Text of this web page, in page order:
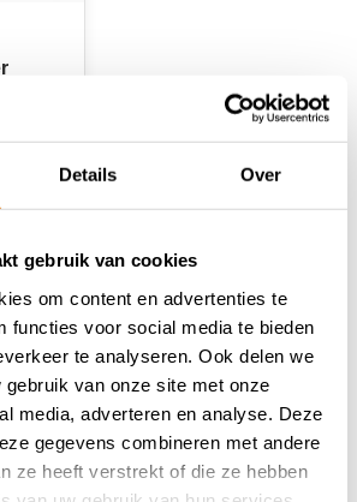
Details Over
gebruik van cookies
om content en advertenties te
functies voor social media te bieden
te analyseren. Ook delen we
gebruik van onze site met onze
media, adverteren en analyse. Deze
gegevens combineren met andere
ze heeft verstrekt of die ze hebben
-
1